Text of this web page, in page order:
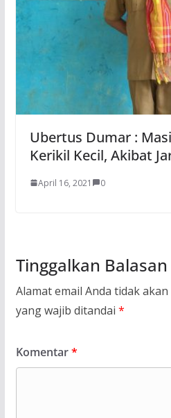
Ubertus Dumar :
Kerikil Kecil, Akibat
April 16, 2021 0
Tinggalkan Balasan
Alamat email Anda tidak
yang wajib ditandai *
Komentar*